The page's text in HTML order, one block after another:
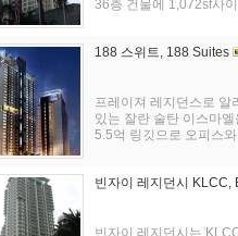
36층 건물에 1,072sf사
188 스위트, 188 Suites
프레이져 레지던스로 알
있는 잘란 술탄 이스마
5.5억 링깃으로 오피스
빈자이 레지던시
빈자이 레지던시는